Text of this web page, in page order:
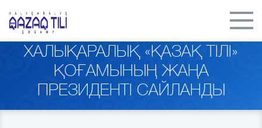
ХАЛЫҚАРАЛЫҚ «ҚАЗАҚ ТІЛІ»
ҚОҒАМЫНЫҢ ЖАҢА
ПРЕЗИДЕНТІ САЙЛАНДЫ